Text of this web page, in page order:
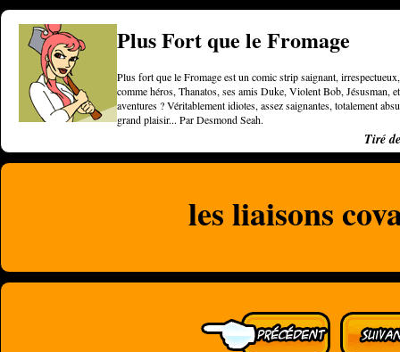
Plus Fort que le Fromage
Plus fort que le Fromage est un comic strip saignant,
comme héros, Thanatos, ses amis Duke, Violent Bob, Jésusman,
aventures ? Véritablement idiotes, assez saignantes, totalement
grand plaisir... Par Desmond Seah.
Tiré
les liaisons